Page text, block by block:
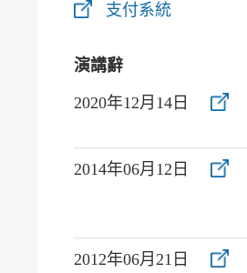
支付系統
演講辭
2020年12月14日
2014年06月12日
2012年06月21日